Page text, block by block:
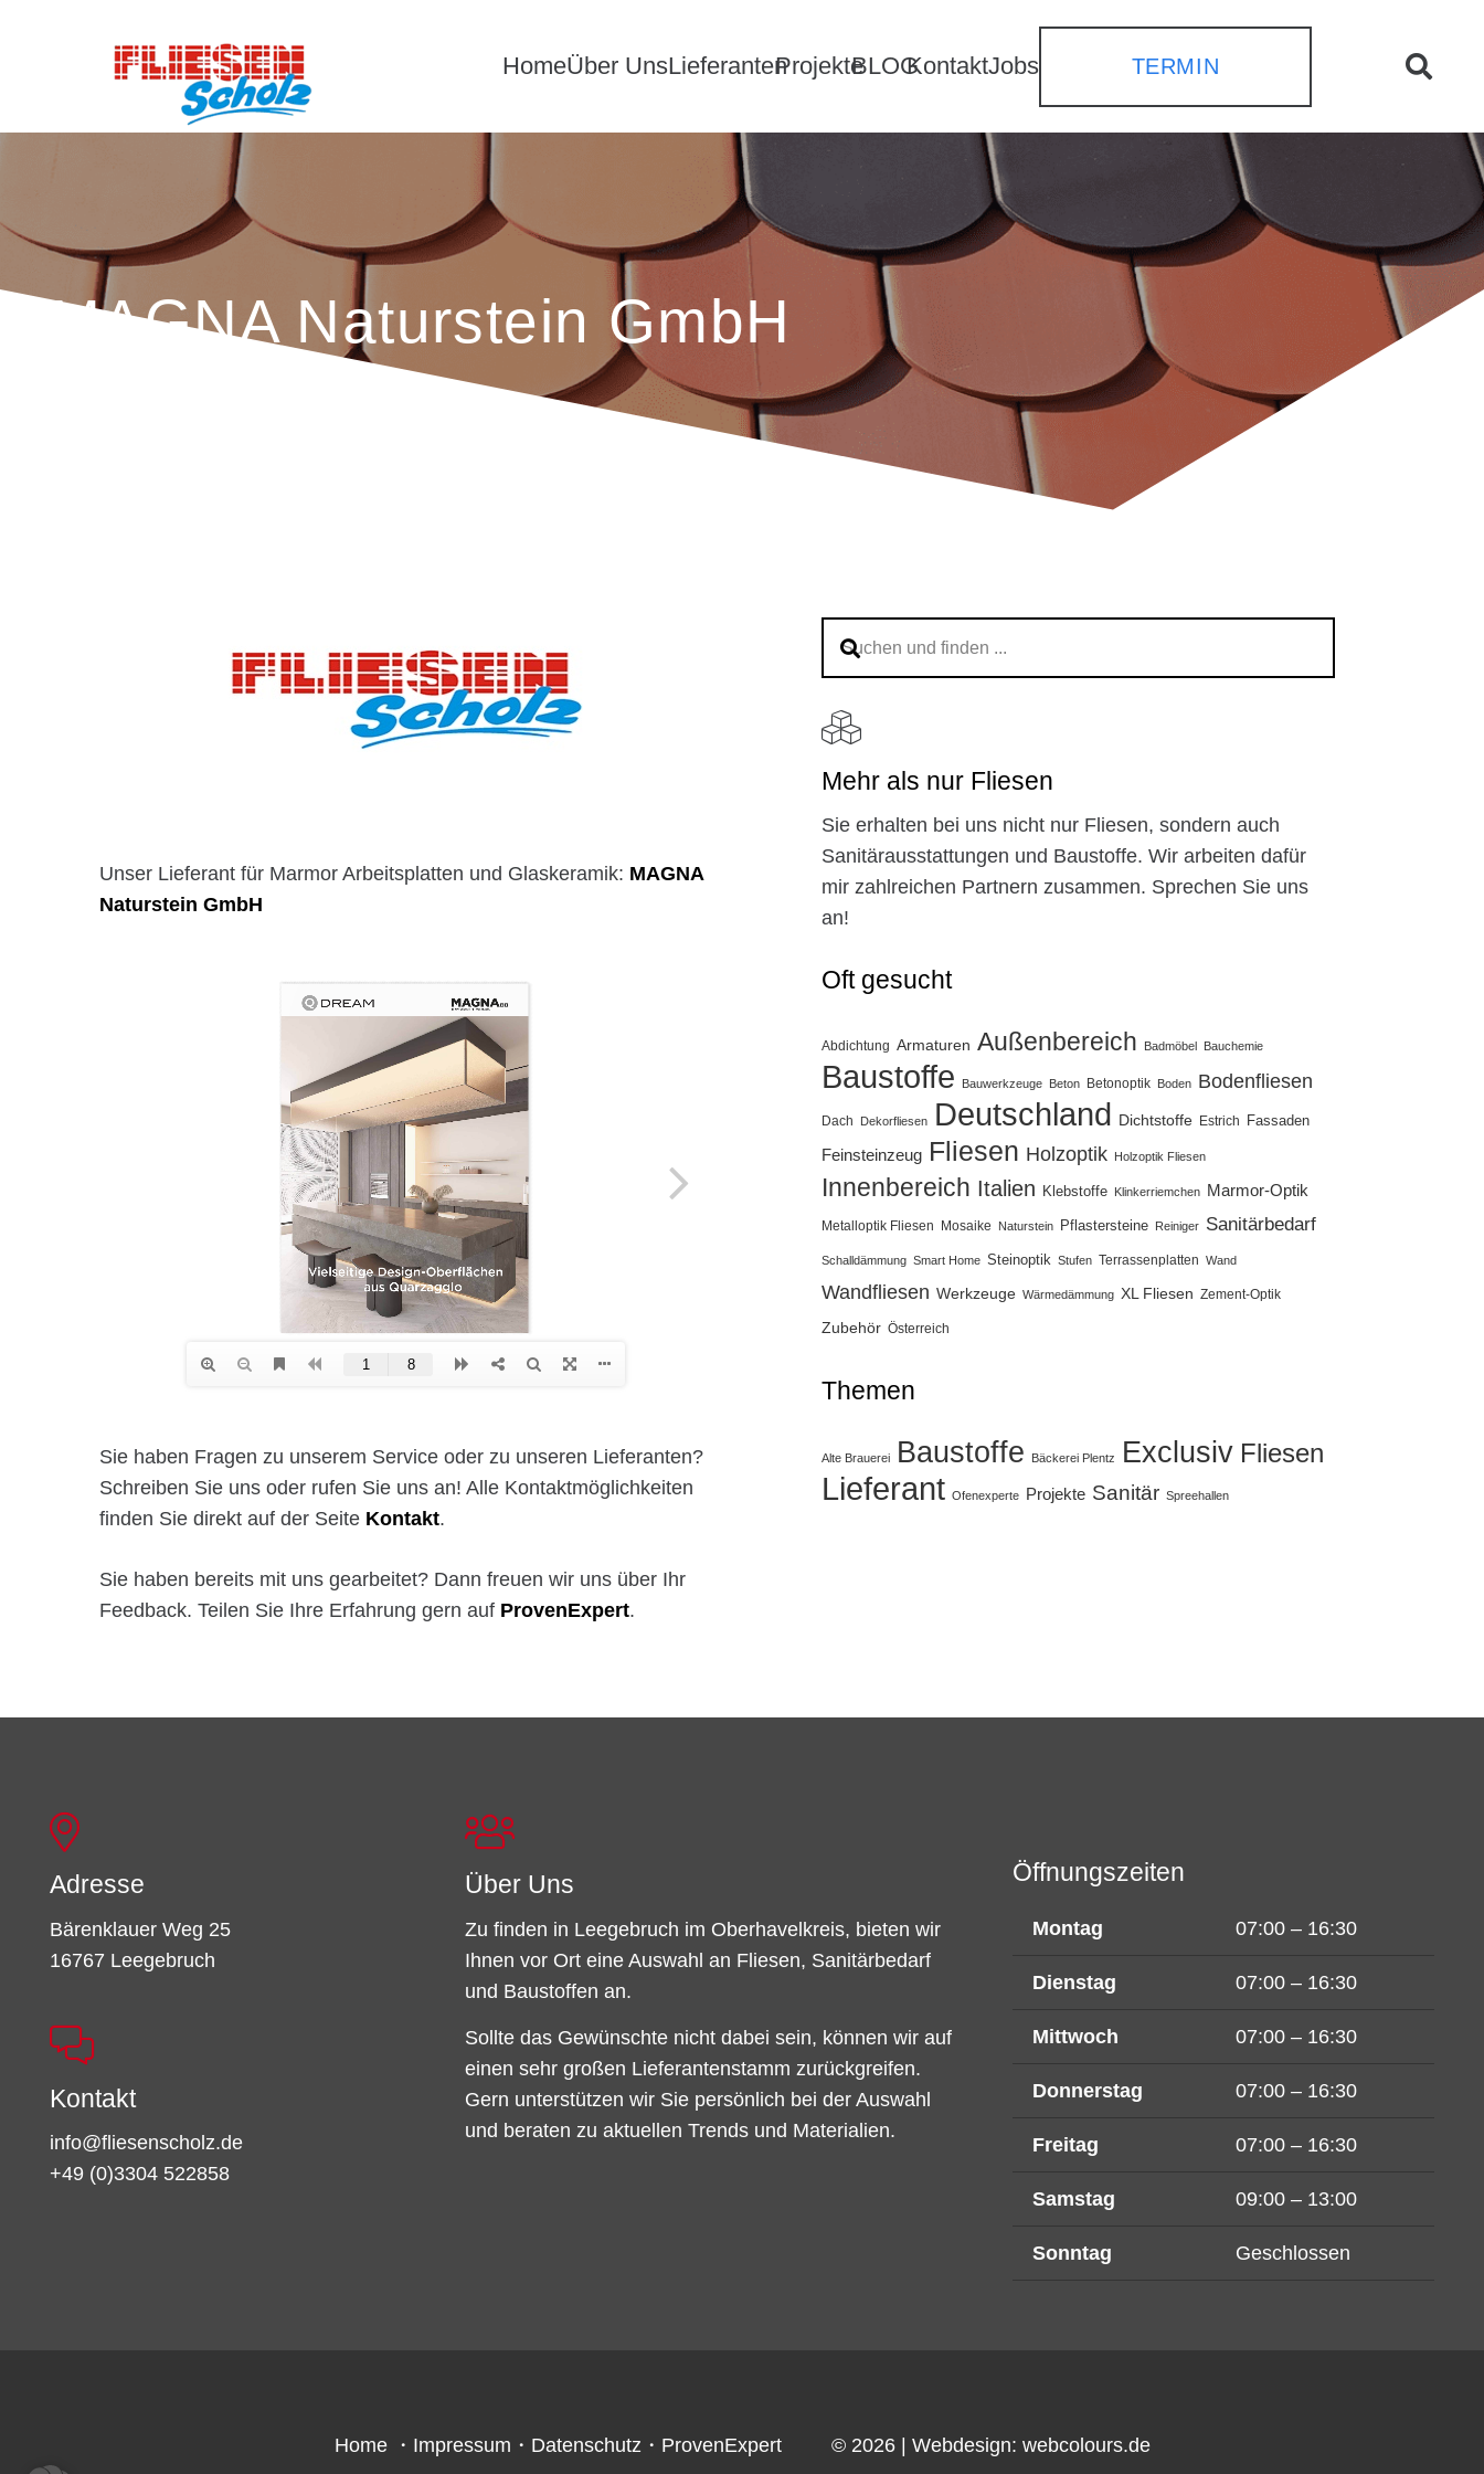
HomeÜber UnsLieferantenProjekteBLOGKontaktJobs TERMIN
MAGNA Naturstein GmbH
Unser Lieferant für Marmor Arbeitsplatten und Glaskeramik: MAGNA
Naturstein GmbH
Sie haben Fragen zu unserem Service oder zu unseren Lieferanten?
Schreiben Sie uns oder rufen Sie uns an! Alle Kontaktmöglichkeiten
finden Sie direkt auf der Seite Kontakt.
Sie haben bereits mit uns gearbeitet? Dann freuen wir uns über Ihr
Feedback. Teilen Sie Ihre Erfahrung gern auf ProvenExpert.
Mehr als nur Fliesen
Sie erhalten bei uns nicht nur Fliesen, sondern auch
Sanitärausstattungen und Baustoffe. Wir arbeiten dafür
mir zahlreichen Partnern zusammen. Sprechen Sie uns
an!
Oft gesucht
Abdichtung Armaturen Außenbereich Badmöbel Bauchemie
Baustoffe Bauwerkzeuge Beton Betonoptik Boden Bodenfliesen
Dach Dekorfliesen Deutschland Dichtstoffe Estrich Fassaden
Feinsteinzeug Fliesen Holzoptik Holzoptik Fliesen
Innenbereich Italien Klebstoffe Klinkerriemchen Marmor-Optik
Metalloptik Fliesen Mosaike Naturstein Pflastersteine Reiniger Sanitärbedarf
Schalldämmung Smart Home Steinoptik Stufen Terrassenplatten Wand
Wandfliesen Werkzeuge Wärmedämmung XL Fliesen Zement-Optik
Zubehör Österreich
Themen
Alte Brauerei Baustoffe Bäckerei Plentz Exclusiv Fliesen
Lieferant Ofenexperte Projekte Sanitär Spreehallen
Adresse
Bärenklauer Weg 25
16767 Leegebruch
Kontakt
info@fliesenscholz.de
+49 (0)3304 522858
Über Uns
Zu finden in Leegebruch im Oberhavelkreis, bieten wir
Ihnen vor Ort eine Auswahl an Fliesen, Sanitärbedarf
und Baustoffen an.
Sollte das Gewünschte nicht dabei sein, können wir auf
einen sehr großen Lieferantenstamm zurückgreifen.
Gern unterstützen wir Sie persönlich bei der Auswahl
und beraten zu aktuellen Trends und Materialien.
Öffnungszeiten
Montag 07:00 – 16:30
Dienstag 07:00 – 16:30
Mittwoch 07:00 – 16:30
Donnerstag 07:00 – 16:30
Freitag 07:00 – 16:30
Samstag 09:00 – 13:00
Sonntag Geschlossen
Home ・ Impressum ・ Datenschutz ・ ProvenExpert © 2026 | Webdesign: webcolours.de